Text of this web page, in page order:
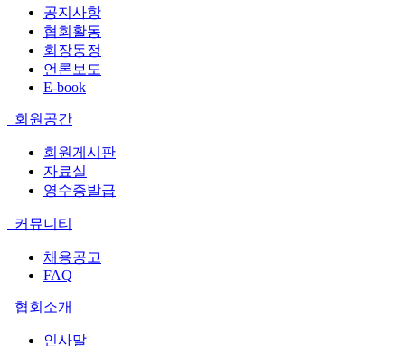
공지사항
협회활동
회장동정
언론보도
E-book
회원공간
회원게시판
자료실
영수증발급
커뮤니티
채용공고
FAQ
협회소개
인사말